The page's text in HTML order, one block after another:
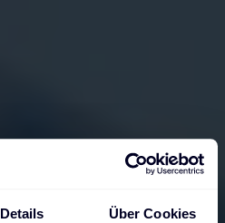
Details Über Cookies